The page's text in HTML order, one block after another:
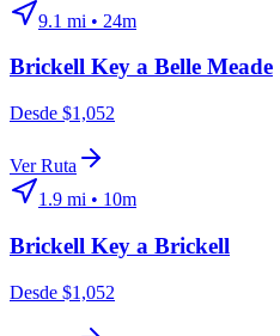
9.1 mi • 24m
Brickell Key a Belle Meade
Desde $1,052
Ver Ruta
1.9 mi • 10m
Brickell Key a Brickell
Desde $1,052